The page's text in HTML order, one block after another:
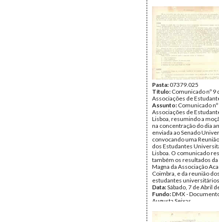
Pasta:07379.025
Título: Comunicado nº 9
Associações de
Assunto: Comunicado nº
Associações de
Lisboa, resumindo a
na concentração do dia
enviada ao Senado
convocando uma
dos Estudantes
Lisboa. O comunicado
também os resultados
Magna da Associação
Coimbra, e da reunião
estudantes
Data:Sábado, 7 de Abril
Fundo:DMX -
Augusta Seixas
Página(s):